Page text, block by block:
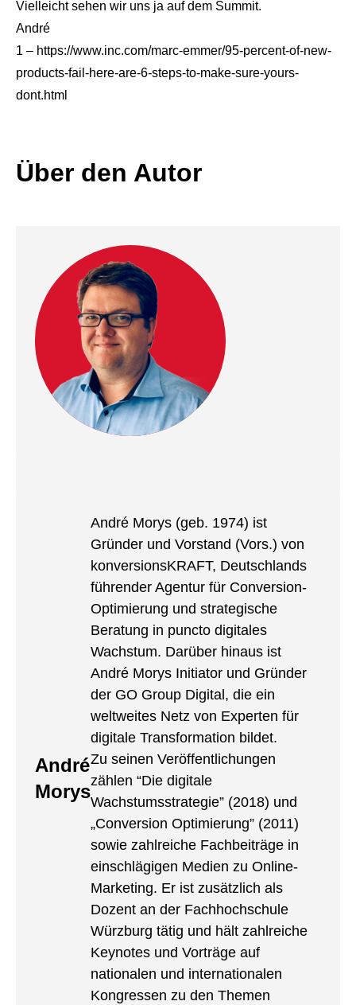
Vielleicht sehen wir uns ja auf dem Summit.
André
1 – https://www.inc.com/marc-emmer/95-percent-of-new-
products-fail-here-are-6-steps-to-make-sure-yours-
dont.html
Über den Autor
André
Morys
André Morys (geb. 1974) ist
Gründer und Vorstand (Vors.) von
konversionsKRAFT, Deutschlands
führender Agentur für Conversion-
Optimierung und strategische
Beratung in puncto digitales
Wachstum. Darüber hinaus ist
André Morys Initiator und Gründer
der GO Group Digital, die ein
weltweites Netz von Experten für
digitale Transformation bildet.
Zu seinen Veröffentlichungen
zählen “Die digitale
Wachstumsstrategie” (2018) und
„Conversion Optimierung” (2011)
sowie zahlreiche Fachbeiträge in
einschlägigen Medien zu Online-
Marketing. Er ist zusätzlich als
Dozent an der Fachhochschule
Würzburg tätig und hält zahlreiche
Keynotes und Vorträge auf
nationalen und internationalen
Kongressen zu den Themen